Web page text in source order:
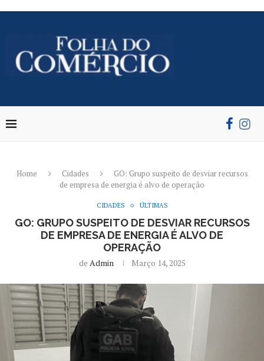
Home Cidades
GO: Grupo suspeito de desviar recursos
de empresa de energia é alvo de operação
CIDADES ÚLTIMAS
GO: GRUPO SUSPEITO DE DESVIAR RECURSOS
DE EMPRESA DE ENERGIA É ALVO DE
OPERAÇÃO
de Admin Março 14, 2025